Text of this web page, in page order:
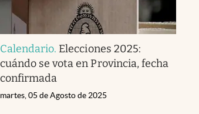
abre en nueva pestaña
Calendario. Elecciones 2025:
cuándo se vota en Provincia, fecha
confirmada
martes, 05 de Agosto de 2025